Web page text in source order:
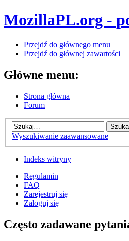
MozillaPL.org -
Przejdź do głównego menu
Przejdź do głównej zawartości
Główne menu:
Strona główna
Forum
Wyszukiwanie zaawansowane
Indeks witryny
Regulamin
FAQ
Zarejestruj się
Zaloguj się
Często zadawane